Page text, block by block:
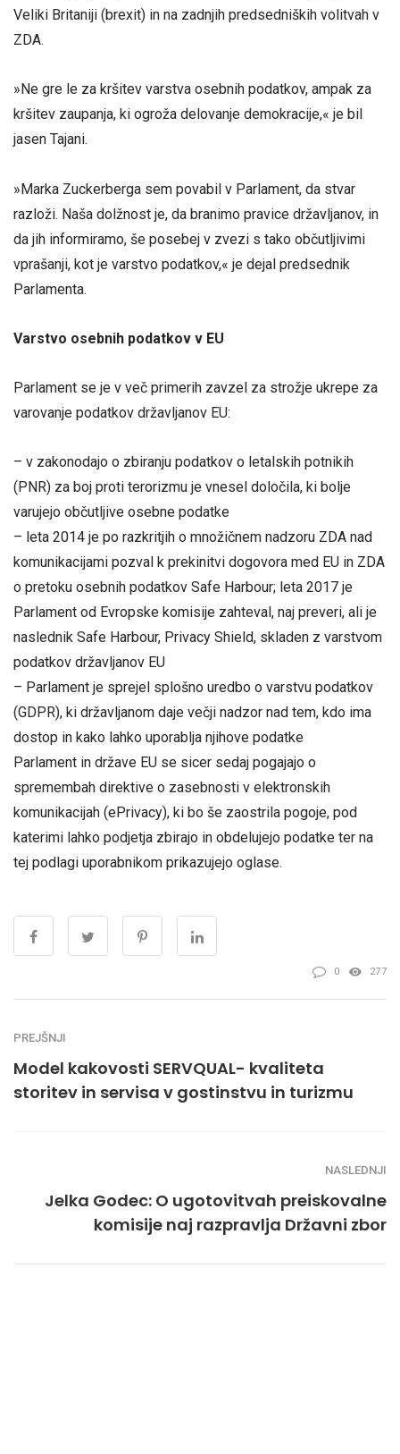
Veliki Britaniji (brexit) in na zadnjih predsedniških volitvah v
ZDA.
»Ne gre le za kršitev varstva osebnih podatkov, ampak za
kršitev zaupanja, ki ogroža delovanje demokracije,« je bil
jasen Tajani.
»Marka Zuckerberga sem povabil v Parlament, da stvar
razloži. Naša dolžnost je, da branimo pravice državljanov, in
da jih informiramo, še posebej v zvezi s tako občutljivimi
vprašanji, kot je varstvo podatkov,« je dejal predsednik
Parlamenta.
Varstvo osebnih podatkov v EU
Parlament se je v več primerih zavzel za strožje ukrepe za
varovanje podatkov državljanov EU:
– v zakonodajo o zbiranju podatkov o letalskih potnikih
(PNR) za boj proti terorizmu je vnesel določila, ki bolje
varujejo občutljive osebne podatke
– leta 2014 je po razkritjih o množičnem nadzoru ZDA nad
komunikacijami pozval k prekinitvi dogovora med EU in ZDA
o pretoku osebnih podatkov Safe Harbour; leta 2017 je
Parlament od Evropske komisije zahteval, naj preveri, ali je
naslednik Safe Harbour, Privacy Shield, skladen z varstvom
podatkov državljanov EU
– Parlament je sprejel splošno uredbo o varstvu podatkov
(GDPR), ki državljanom daje večji nadzor nad tem, kdo ima
dostop in kako lahko uporablja njihove podatke
Parlament in države EU se sicer sedaj pogajajo o
spremembah direktive o zasebnosti v elektronskih
komunikacijah (ePrivacy), ki bo še zaostrila pogoje, pod
katerimi lahko podjetja zbirajo in obdelujejo podatke ter na
tej podlagi uporabnikom prikazujejo oglase.
0 277
PREJŠNJI
Model kakovosti SERVQUAL- kvaliteta
storitev in servisa v gostinstvu in turizmu
NASLEDNJI
Jelka Godec: O ugotovitvah preiskovalne
komisije naj razpravlja Državni zbor